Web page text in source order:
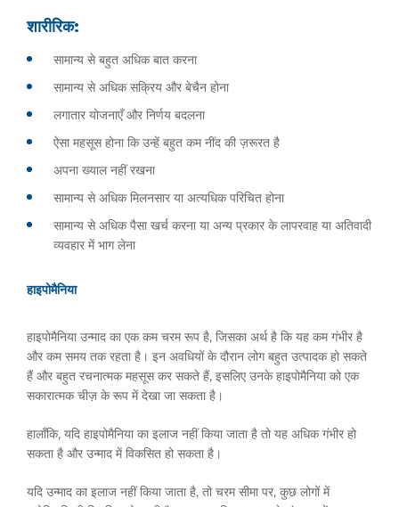
शारीरिक:
सामान्य से बहुत अधिक बात करना
सामान्य से अधिक सक्रिय और बेचैन होना
लगातार योजनाएँ और निर्णय बदलना
ऐसा महसूस होना कि उन्हें बहुत कम नींद की ज़रूरत है
अपना ख्याल नहीं रखना
सामान्य से अधिक मिलनसार या अत्यधिक परिचित होना
सामान्य से अधिक पैसा खर्च करना या अन्य प्रकार के लापरवाह या अतिवादी
व्यवहार में भाग लेना
हाइपोमैनिया
हाइपोमैनिया उन्माद का एक कम चरम रूप है, जिसका अर्थ है कि यह कम गंभीर है
और कम समय तक रहता है। इन अवधियों के दौरान लोग बहुत उत्पादक हो सकते
हैं और बहुत रचनात्मक महसूस कर सकते हैं, इसलिए उनके हाइपोमैनिया को एक
सकारात्मक चीज़ के रूप में देखा जा सकता है।
हालाँकि, यदि हाइपोमैनिया का इलाज नहीं किया जाता है तो यह अधिक गंभीर हो
सकता है और उन्माद में विकसित हो सकता है।
यदि उन्माद का इलाज नहीं किया जाता है, तो चरम सीमा पर, कुछ लोगों में